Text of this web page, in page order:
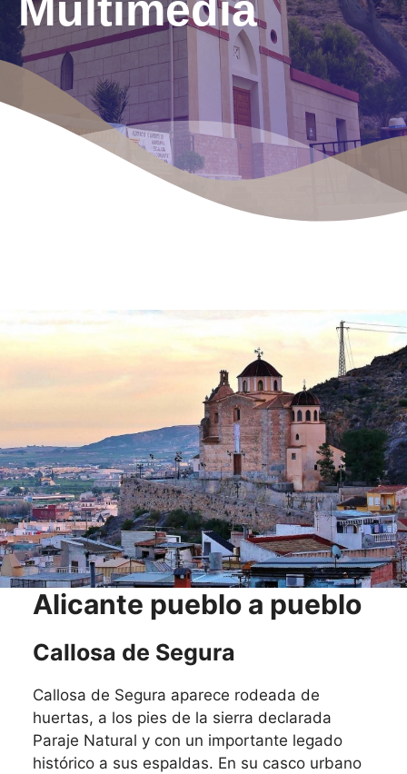
Alicante pueblo a pueblo
Callosa de Segura
Callosa de Segura aparece rodeada de
huertas, a los pies de la sierra declarada
Paraje Natural y con un importante legado
histórico a sus espaldas. En su casco urbano